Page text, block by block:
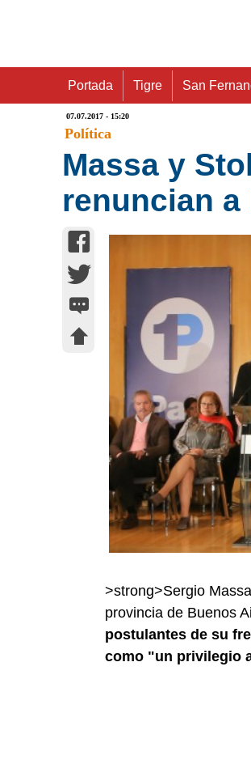
Portada Tigre San
07.07.2017 - 15:20
Política
Massa y
renuncian
>strong>Sergio
provincia de Buenos
postulantes de su
como "un privilegio